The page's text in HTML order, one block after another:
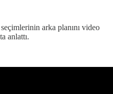
arka planını video
anlattı.